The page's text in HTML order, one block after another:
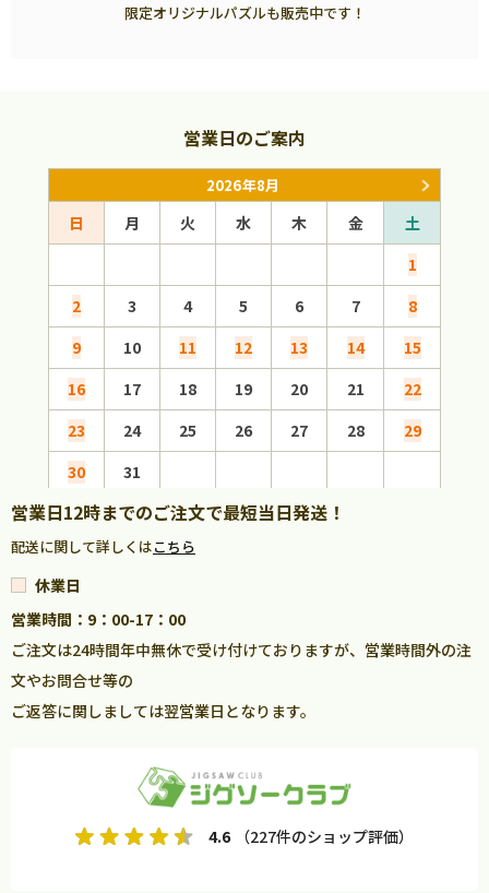
限定オリジナルパズルも販売中です！
営業日のご案内
2026年8月
日 月 火 水 木 金
土
1
2
3 4 5 6 7
8
9
10 11 12 13 14
15
16
17 18 19 20 21
22
23
24 25 26 27 28
29
30
31
営業日12時までのご注文で最短当日発送！
配送に関して詳しくはこちら
休業日
営業時間：9：00-17：00
ご注文は24時間年中無休で受け付けておりますが、営業時間外の注
文やお問合せ等の
ご返答に関しましては翌営業日となります。
4.6 （227件のショップ評価）